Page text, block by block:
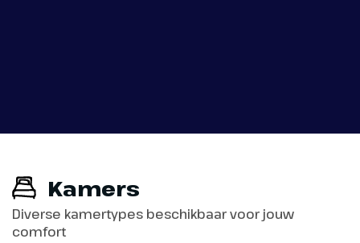
Kamers
Diverse kamertypes beschikbaar voor jouw
comfort